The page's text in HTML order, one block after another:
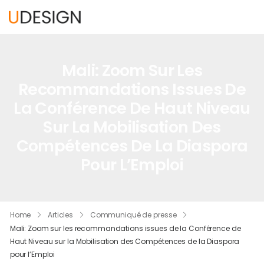
Home Articles
Communiqué de presse
Mali: Zoom sur les recommandations issues de la Conférence de
Haut Niveau sur la Mobilisation des Compétences de la Diaspora
pour l’Emploi